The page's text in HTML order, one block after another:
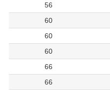
56
60
60
60
66
66